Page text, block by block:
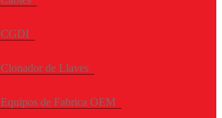
CGDI
Clonador de Llaves
Equipos de Fabrica OEM